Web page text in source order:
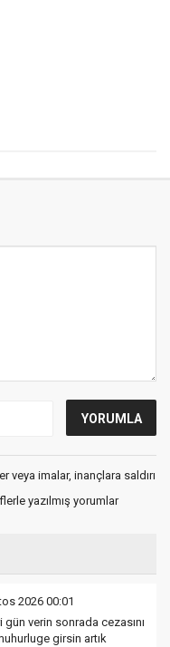
veya imalar, inançlara saldırı
yazılmış yorumlar
2026 00:01
verin sonrada cezasını
girsin artık